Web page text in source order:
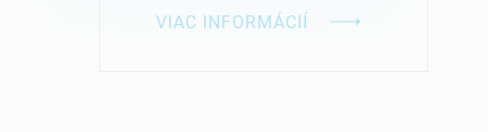
VIAC INFORMÁCIÍ